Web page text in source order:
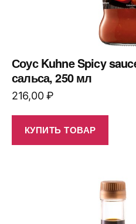
Соус Kuhne Spicy
сальса, 250 мл
216,00₽
КУПИТЬ ТОВАР